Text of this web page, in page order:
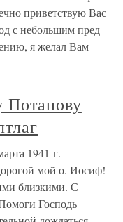
приветствую Вас
с небольшим пред
я желал Вам
1941 г.
мой о. Иосиф!
близкими. С
Господь